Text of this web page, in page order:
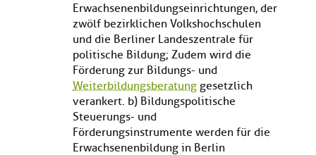
Erwachsenenbildungseinrichtungen, der
zwölf bezirklichen Volkshochschulen
und die Berliner Landeszentrale für
politische Bildung; Zudem wird die
Förderung zur Bildungs- und
Weiterbildungsberatung gesetzlich
verankert. b) Bildungspolitische
Steuerungs- und
Förderungsinstrumente werden für die
Erwachsenenbildung in Berlin